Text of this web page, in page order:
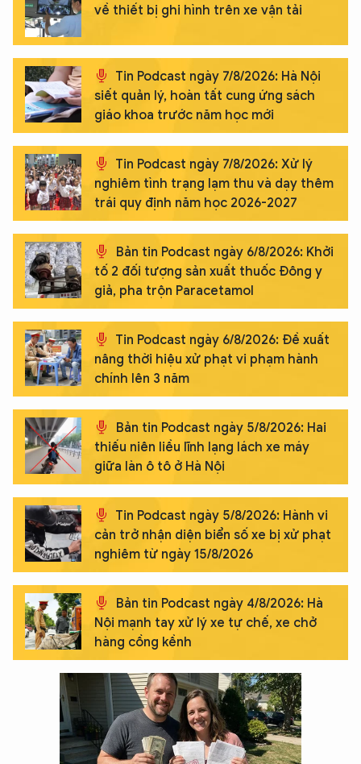
về thiết bị ghi hình trên xe vận tải
Tin Podcast ngày 7/8/2026: Hà Nội
siết quản lý, hoàn tất cung ứng sách
giáo khoa trước năm học mới
Tin Podcast ngày 7/8/2026: Xử lý
nghiêm tình trạng lạm thu và dạy thêm
trái quy định năm học 2026-2027
Bản tin Podcast ngày 6/8/2026: Khởi
tố 2 đối tượng sản xuất thuốc Đông y
giả, pha trộn Paracetamol
Tin Podcast ngày 6/8/2026: Đề xuất
nâng thời hiệu xử phạt vi phạm hành
chính lên 3 năm
Bản tin Podcast ngày 5/8/2026: Hai
thiếu niên liều lĩnh lạng lách xe máy
giữa làn ô tô ở Hà Nội
Tin Podcast ngày 5/8/2026: Hành vi
cản trở nhận diện biển số xe bị xử phạt
nghiêm từ ngày 15/8/2026
Bản tin Podcast ngày 4/8/2026: Hà
Nội mạnh tay xử lý xe tự chế, xe chở
hàng cồng kềnh